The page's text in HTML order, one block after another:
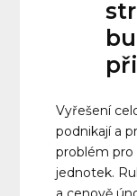
Vyřešení
podnikají a
problém pro
jednotek.